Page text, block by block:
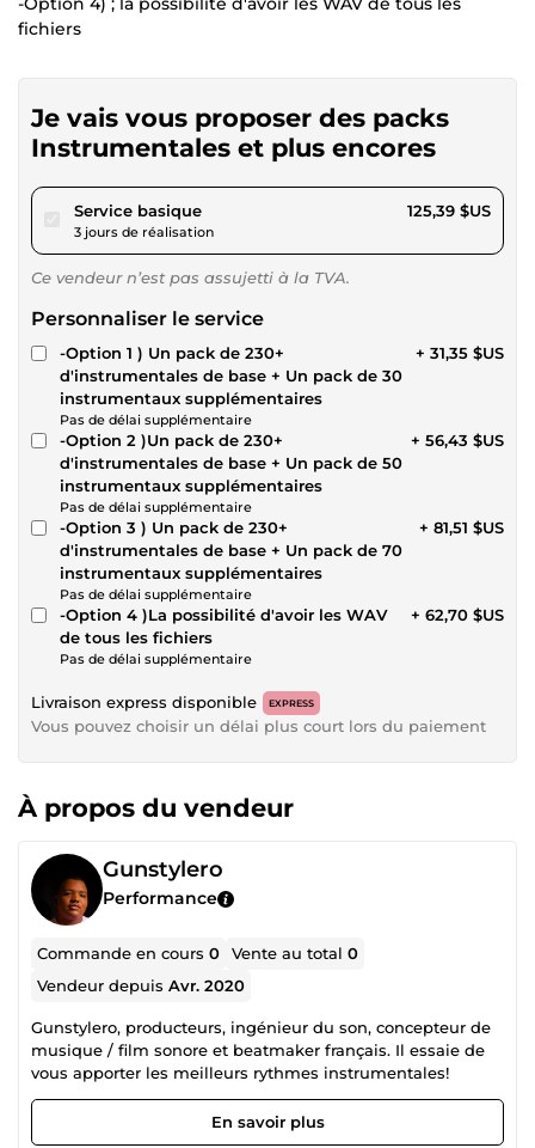
fichiers
Je vais vous proposer des packs
Instrumentales et plus encores
Service basiquepour 115,57 $US
3 jours de réalisation
125,39 $US
Ce vendeur n’est pas assujetti à la TVA.
Personnaliser le service
-Option 1 ) Un pack de 230+
d'instrumentales de base + Un pack de 30
instrumentaux supplémentaires
Pas de délai supplémentaire
+ 31,35 $US
-Option 2 )Un pack de 230+
d'instrumentales de base + Un pack de 50
instrumentaux supplémentaires
Pas de délai supplémentaire
+ 56,43 $US
-Option 3 ) Un pack de 230+
d'instrumentales de base + Un pack de 70
instrumentaux supplémentaires
Pas de délai supplémentaire
+ 81,51 $US
-Option 4 )La possibilité d'avoir les WAV
de tous les fichiers
Pas de délai supplémentaire
+ 62,70 $US
Livraison express disponible EXPRESS
Vous pouvez choisir un délai plus court lors du paiement
À propos du vendeur
Gunstylero
Performance
Commande en cours0 Vente au total0
Vendeur depuisAvr. 2020
Gunstylero, producteurs, ingénieur du son, concepteur de
musique / film sonore et beatmaker français. Il essaie de
vous apporter les meilleurs rythmes instrumentales!
En savoir plus